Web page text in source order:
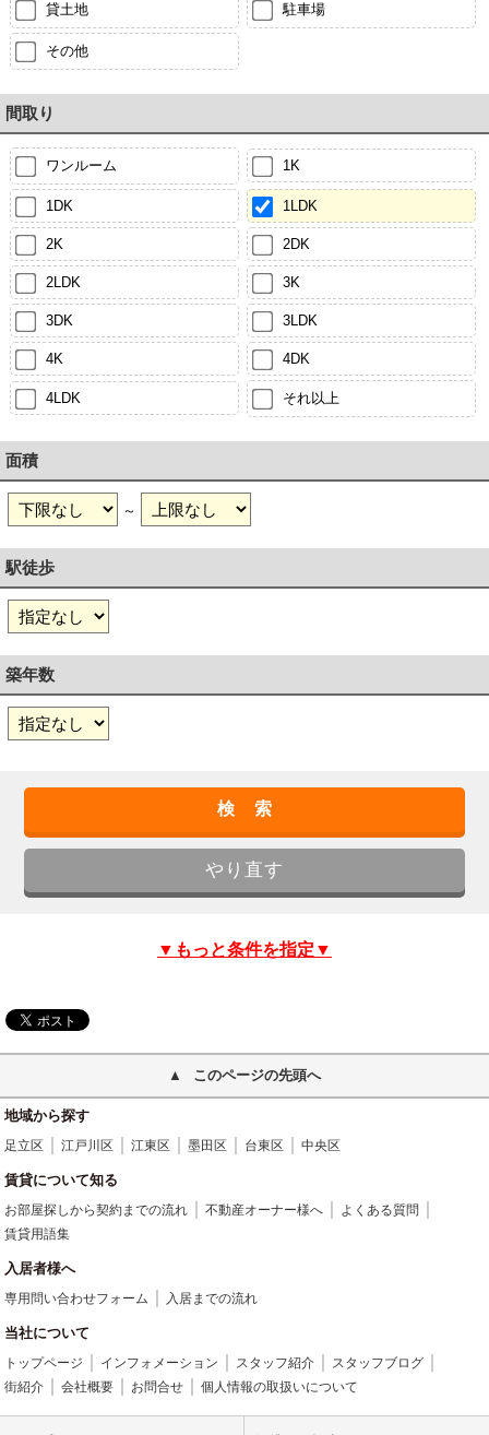
貸土地 駐車場
その他
間取り
ワンルーム 1K
1DK 1LDK
2K 2DK
2LDK 3K
3DK 3LDK
4K 4DK
4LDK それ以上
面積
～
駅徒歩
築年数
▼もっと条件を指定▼
このページの先頭へ
地域から探す
足立区 江戸川区 江東区 墨田区 台東区 中央区
賃貸について知る
お部屋探しから契約までの流れ 不動産オーナー様へ
よくある質問
賃貸用語集
入居者様へ
専用問い合わせフォーム 入居までの流れ
当社について
トップページ インフォメーション スタッフ紹介
スタッフブログ
街紹介
会社概要 お問合せ 個人情報の取扱いについて